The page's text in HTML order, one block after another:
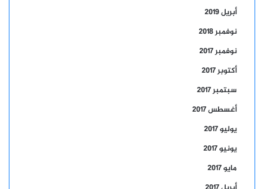
أبريل 2019
نوفمبر 2018
نوفمبر 2017
أكتوبر 2017
سبتمبر 2017
أغسطس 2017
يوليو 2017
يونيو 2017
مايو 2017